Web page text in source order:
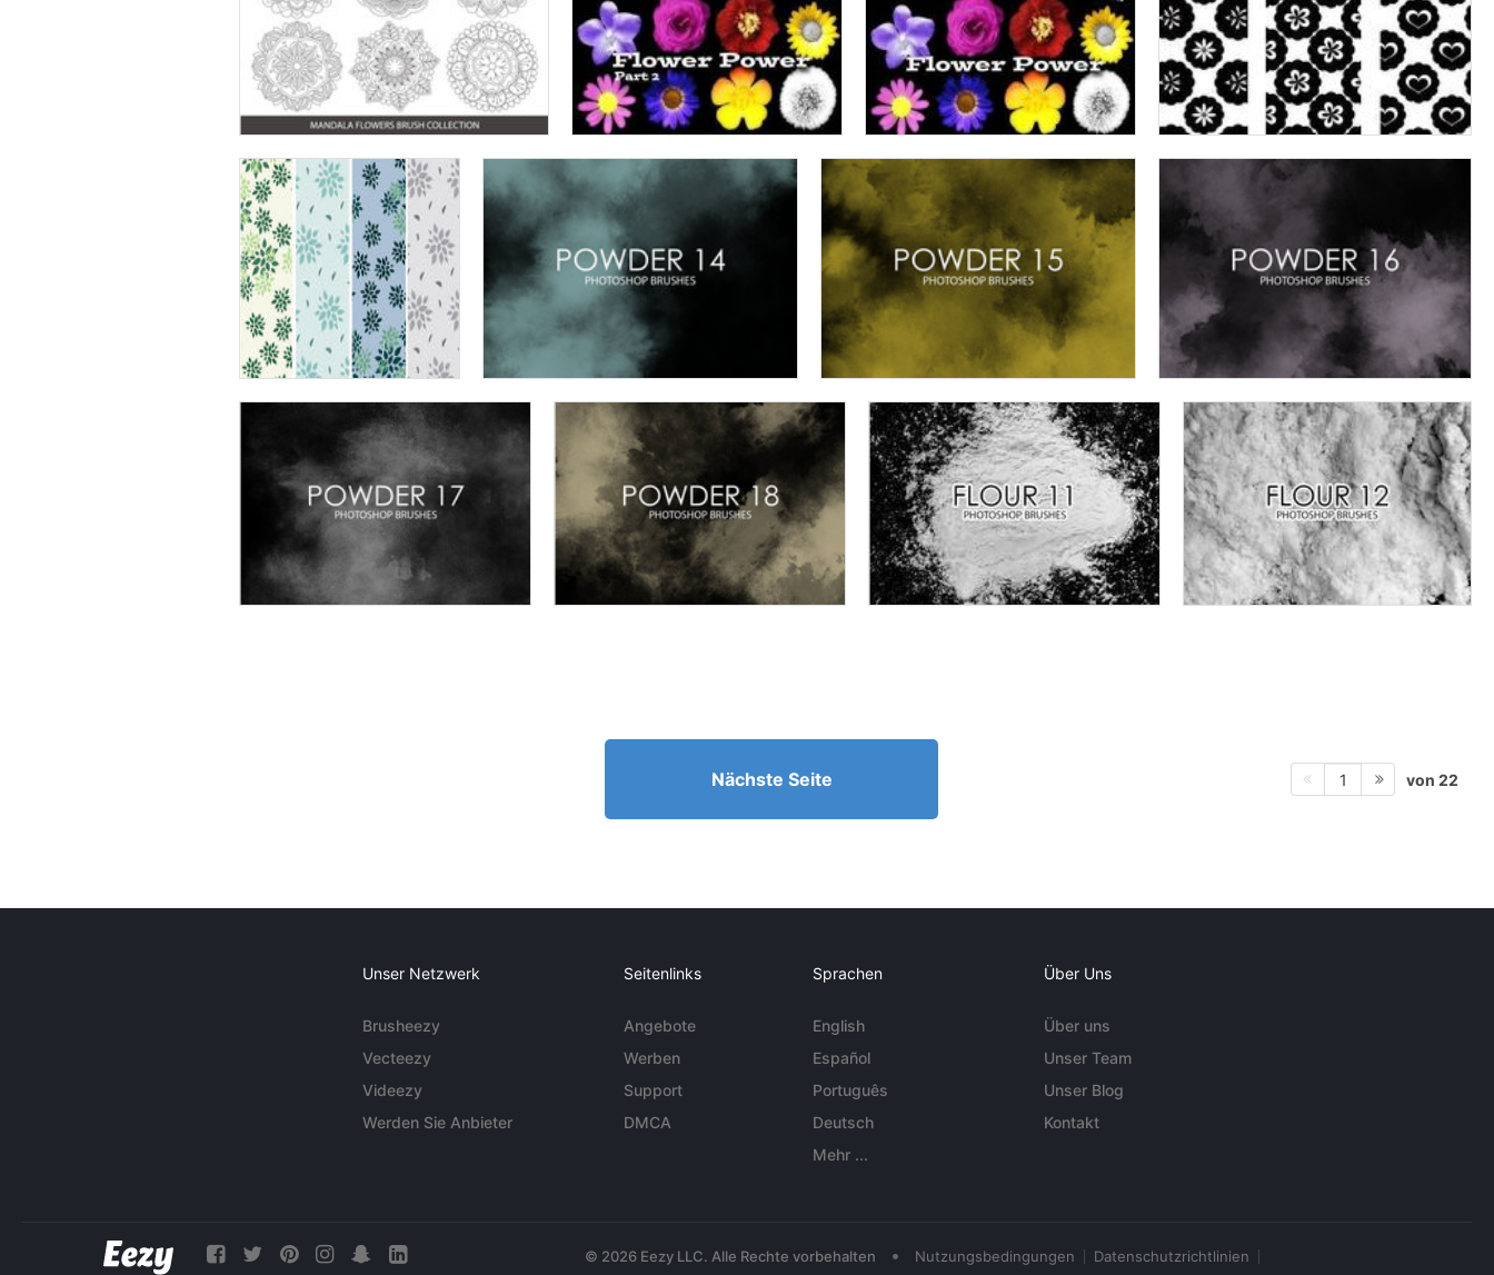
Nächste Seite 1 von 22
Unser Netzwerk
Brusheezy
Vecteezy
Videezy
Werden Sie Anbieter
Seitenlinks
Angebote
Werben
Support
DMCA
Sprachen
English
Español
Português
Deutsch
Mehr ...
Über Uns
Über uns
Unser Team
Unser Blog
Kontakt
© 2026 Eezy LLC. Alle Rechte vorbehalten • Nutzungsbedingungen Datenschutzrichtlinien